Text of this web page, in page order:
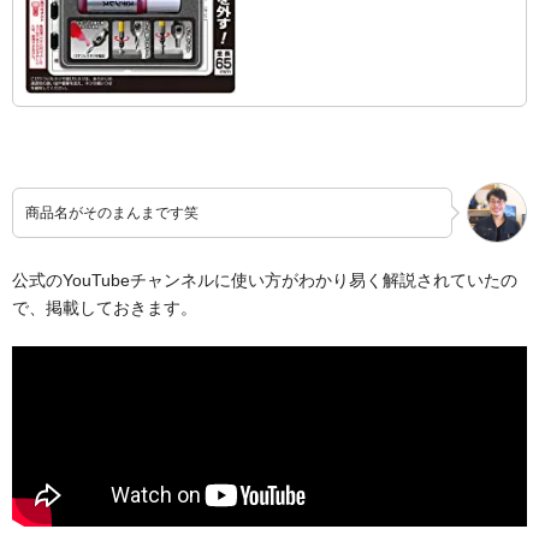
商品名がそのまんまです笑
公式のYouTubeチャンネルに使い方がわかり易く解説されていたの
で、掲載しておきます。